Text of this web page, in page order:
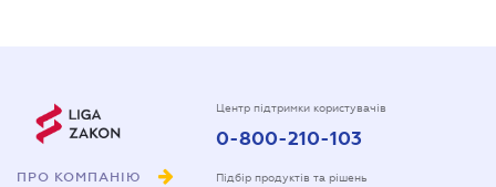
ПРО КОМПАНІЮ
Центр підтримки користувачів
0-800-210-103
Підбір продуктів та рішень